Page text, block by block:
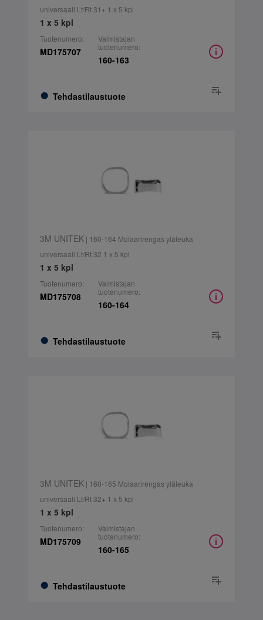
universaali Lt/Rt 31+ 1 x 5 kpl
1 x 5 kpl
Tuotenumero:
MD175707
Tehdastilaustuote
Valmistajan
tuotenumero:
160-163
3M UNITEK| 160-164 Molaarirengas yläleuka
universaali Lt/Rt 32 1 x 5 kpl
1 x 5 kpl
Tuotenumero:
MD175708
Tehdastilaustuote
Valmistajan
tuotenumero:
160-164
3M UNITEK| 160-165 Molaarirengas yläleuka
universaali Lt/Rt 32+ 1 x 5 kpl
1 x 5 kpl
Tuotenumero:
MD175709
Tehdastilaustuote
Valmistajan
tuotenumero:
160-165